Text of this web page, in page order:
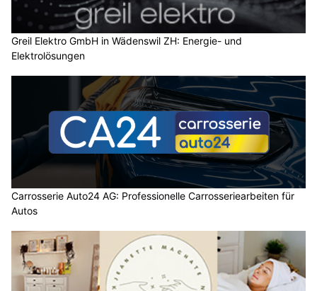
Greil Elektro GmbH in Wädenswil ZH: Energie- und
Elektrolösungen
Carrosserie Auto24 AG: Professionelle Carrosseriearbeiten für
Autos